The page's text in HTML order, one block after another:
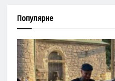
Популярне